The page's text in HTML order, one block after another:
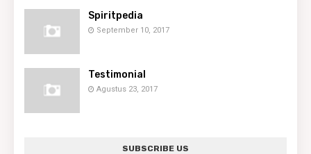
Spiritpedia
September 10, 2017
Testimonial
Agustus 23, 2017
SUBSCRIBE US